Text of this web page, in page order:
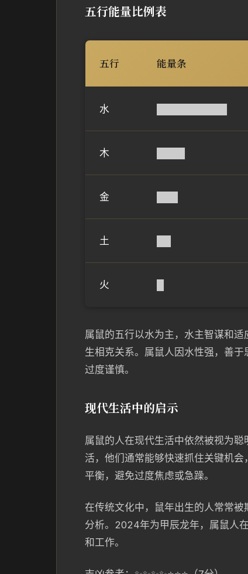
五行能量比例表
五行 能量条
水
木
金
土
火
属鼠的五行以水为主，水主智谋和
生相克关系。属鼠人因水性强，善
过度谨慎。
现代生活中的启示
属鼠的人在现代生活中依然被视为
活，他们通常能够快速抓住关键机
平衡，避免过度焦虑或急躁。
在传统文化中，鼠年出生的人常常
分析。2024年为甲辰龙年，属鼠人
和工作。